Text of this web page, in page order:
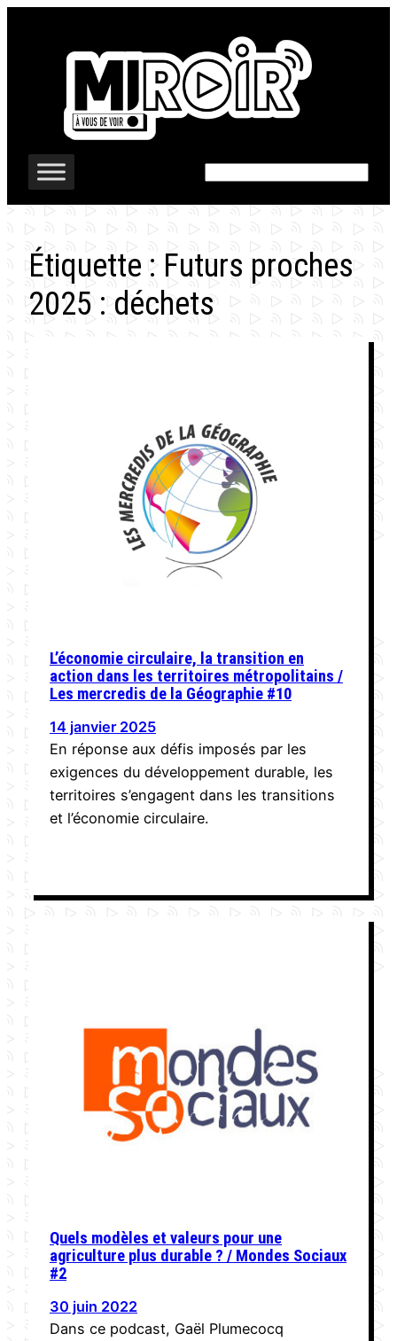
Étiquette : Futurs proches
2025 : déchets
L’économie circulaire, la transition en
action dans les territoires métropolitains /
Les mercredis de la Géographie #10
14 janvier 2025
En réponse aux défis imposés par les
exigences du développement durable, les
territoires s’engagent dans les transitions
et l’économie circulaire.
Quels modèles et valeurs pour une
agriculture plus durable ? / Mondes Sociaux
#2
30 juin 2022
Dans ce podcast, Gaël Plumecocq